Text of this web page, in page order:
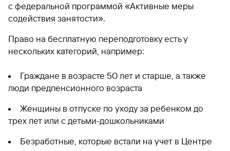
с федеральной программой «Активные меры
содействия занятости».
Право на бесплатную переподготовку есть у
нескольких категорий, например:
Граждане в возрасте 50 лет и старше, а также
люди предпенсионного возраста
Женщины в отпуске по уходу за ребенком до
трех лет или с детьми-дошкольниками
Безработные, которые встали на учет в Центре